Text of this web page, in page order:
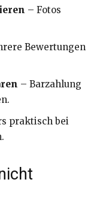
– Fotos
Bewertungen
– Barzahlung
praktisch bei